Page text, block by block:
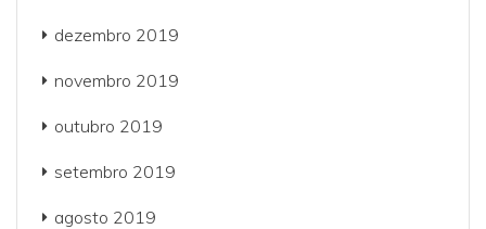
dezembro 2019
novembro 2019
outubro 2019
setembro 2019
agosto 2019